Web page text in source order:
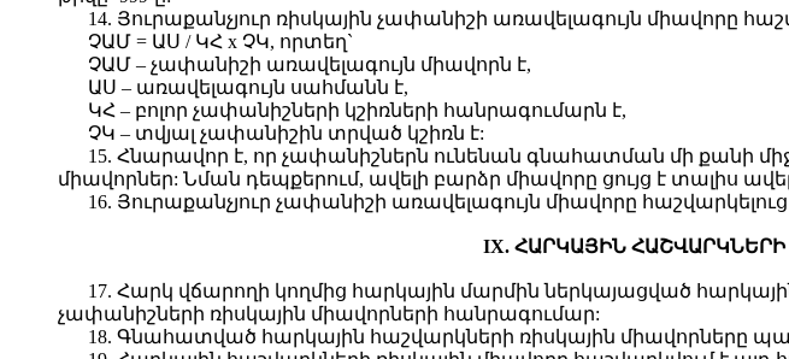
14. Յուրաքանչյուր ռիսկային չափանիշի առավելագույն միավորը
ՉԱՄ = ԱՍ / ԿՀ x ՉԿ, որտեղ`
ՉԱՄ – չափանիշի առավելագույն միավորն է,
ԱՍ – առավելագույն սահմանն է,
ԿՀ – բոլոր չափանիշների կշիռների հանրագումարն է,
ՉԿ – տվյալ չափանիշին տրված կշիռն է:
15. Հնարավոր է, որ չափանիշներն ունենան գնահատման մի քանի
միավորներ: Նման դեպքերում, ավելի բարձր միավորը ցույց է տալիս
16. Յուրաքանչյուր չափանիշի առավելագույն միավորը
IX. ՀԱՐԿԱՅԻՆ
17. Հարկ վճարողի կողմից հարկային մարմին ներկայացված
չափանիշների ռիսկային միավորների հանրագումար:
18. Գնահատված հարկային հաշվարկների ռիսկային միավորները